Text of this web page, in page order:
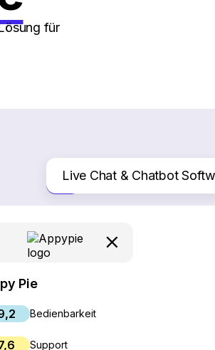
für
Live Chat & Chatbot
Webinar-Software
CRM-Software
Nur die
Pie
Bedienbarkeit
Support